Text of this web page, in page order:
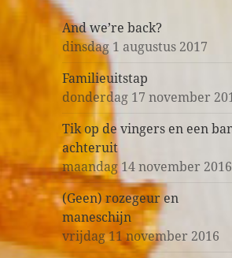
And we’re back?
dinsdag 1 augustus 2017
Familieuitstap
donderdag 17 november
Tik op de vingers en een
achteruit
maandag 14 november 2016
(Geen) rozegeur en
maneschijn
vrijdag 11 november 2016